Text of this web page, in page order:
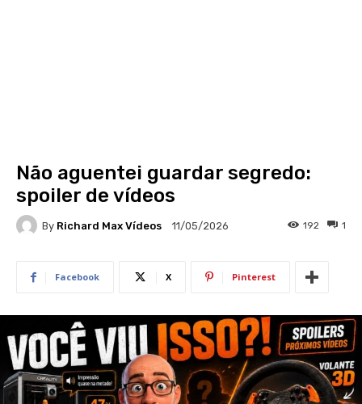
Não aguentei guardar segredo:
spoiler de vídeos
By Richard Max Vídeos 11/05/2026 1
192
Facebook X Pinterest